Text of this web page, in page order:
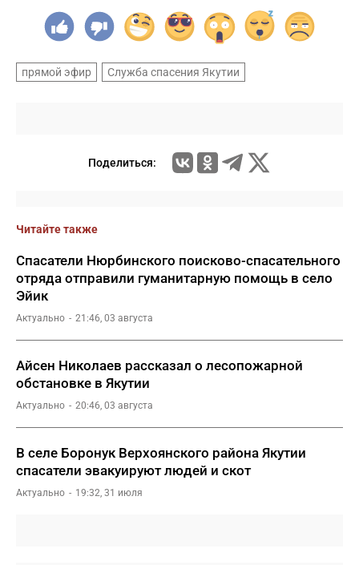
прямой эфир Служба спасения Якутии
Поделиться:
Читайте также
Спасатели Нюрбинского поисково-спасательного
отряда отправили гуманитарную помощь в село
Эйик
Актуально 21:46, 03 августа
Айсен Николаев рассказал о лесопожарной
обстановке в Якутии
Актуально 20:46, 03 августа
В селе Боронук Верхоянского района Якутии
спасатели эвакуируют людей и скот
Актуально 19:32, 31 июля